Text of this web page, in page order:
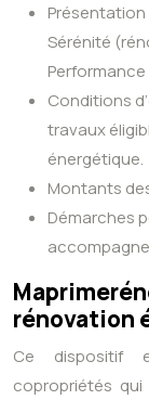
Présentation
Sérénité
Conditions
travaux
énergétique.
Montants
Démarches
rénovation
Ce dispositif
copropriétés